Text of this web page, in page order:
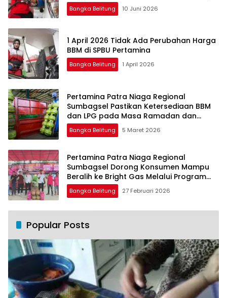
Bangka Belitung 10 Juni 2026
1 April 2026 Tidak Ada Perubahan Harga
BBM di SPBU Pertamina
Bangka Belitung 1 April 2026
Pertamina Patra Niaga Regional
Sumbagsel Pastikan Ketersediaan BBM
dan LPG pada Masa Ramadan dan
Menjelang Idulfitri
Bangka Belitung 5 Maret 2026
Pertamina Patra Niaga Regional
Sumbagsel Dorong Konsumen Mampu
Beralih ke Bright Gas Melalui Program
Trade In di Belitung Timur
Bangka Belitung 27 Februari 2026
Popular Posts